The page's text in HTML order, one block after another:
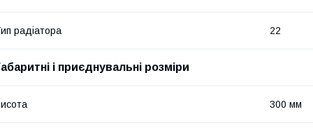
радіатора 22
і приєднувальні розміри
300 мм